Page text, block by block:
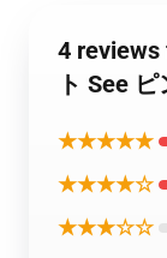
4 reviews
ト See ピ
★★★★★
★★★★☆
★★★☆☆